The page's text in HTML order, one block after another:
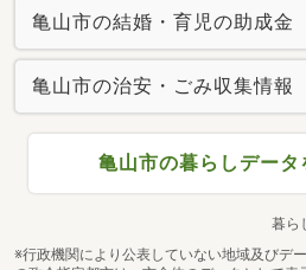
亀山市の結婚・育児の助成金
亀山市の治安・ごみ収集情報
亀山市の暮らしデータ
暮ら
※行政機関により公表していない地域及びデ